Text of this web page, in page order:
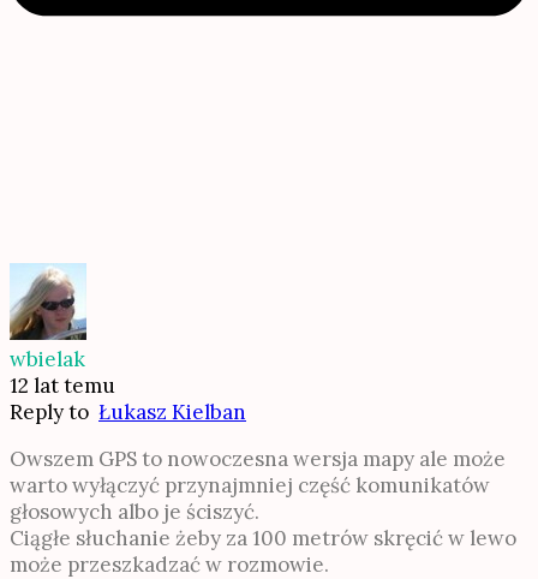
wbielak
12 lat temu
Reply to Łukasz Kielban
Owszem GPS to nowoczesna wersja mapy ale może
warto wyłączyć przynajmniej część komunikatów
głosowych albo je ściszyć.
Ciągłe słuchanie żeby za 100 metrów skręcić w lewo
może przeszkadzać w rozmowie.